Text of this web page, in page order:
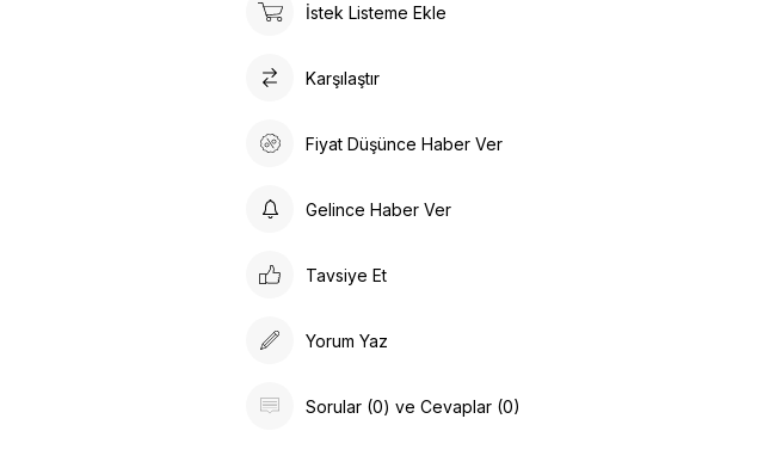
İstek Listeme Ekle
Karşılaştır
Fiyat Düşünce Haber Ver
Gelince Haber Ver
Tavsiye Et
Yorum Yaz
Sorular (0) ve Cevaplar (0)